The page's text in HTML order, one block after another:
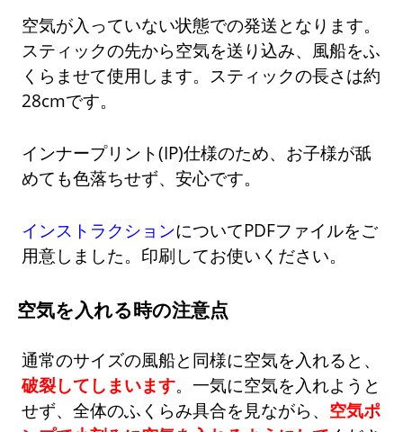
空気が入っていない状態での発送となります。
スティックの先から空気を送り込み、風船をふ
くらませて使用します。スティックの長さは約
28cmです。
インナープリント(IP)仕様のため、お子様が舐
めても色落ちせず、安心です。
インストラクションについてPDFファイルをご
用意しました。印刷してお使いください。
空気を入れる時の注意点
通常のサイズの風船と同様に空気を入れると、
破裂してしまいます。一気に空気を入れようと
せず、全体のふくらみ具合を見ながら、 空気ポ